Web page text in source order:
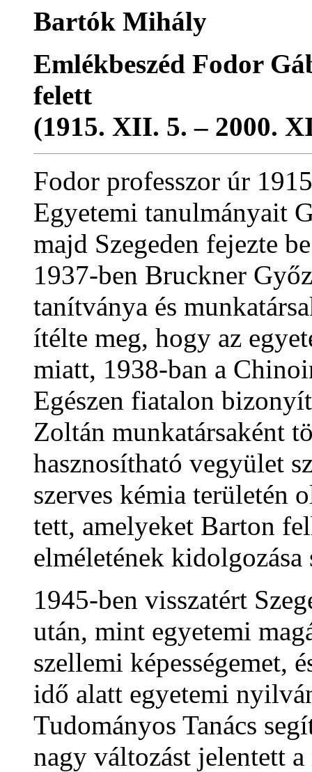
Bartók Mihály
Emlékbeszéd Fodor
felett
(1915. XII. 5. – 2000.
Fodor professzor úr
Egyetemi tanulmányait
majd Szegeden fejezte
1937-ben Bruckner
tanítványa és
ítélte meg, hogy az
miatt, 1938-ban a
Egészen fiatalon
Zoltán munkatársaként
hasznosítható vegyület
szerves kémia területén
tett, amelyeket Barton
elméletének kidolgozása
1945-ben visszatért
után, mint egyetemi
szellemi képességemet,
idő alatt egyetemi
Tudományos Tanács
nagy változást jelentett